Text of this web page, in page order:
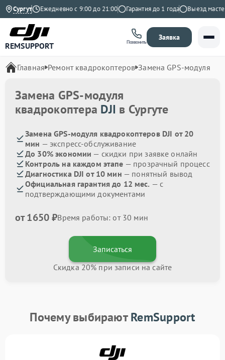
Сургут
Яндекс Ежедневно с 9:00 до 21:00 Гарантия до 1 года Выезд мастера
REMSUPPORT Позвонить
Заявка
Главная Ремонт квадрокоптеров Замена GPS-модуля
Замена GPS-модуля
квадрокоптера DJI в Сургуте
Замена GPS-модуля квадрокоптеров DJI от 20
мин — экспресс-обслуживание
До 30% экономии — скидки при заявке онлайн
Контроль на каждом этапе — прозрачный процесс
Диагностика DJI от 10 мин — понятный вывод
Официальная гарантия до 12 мес. — с
подтверждающими документами
от 1650 ₽Время работы: от 30 мин
Записаться
Скидка 20% при записи на сайте
Почему выбираютRemSupport